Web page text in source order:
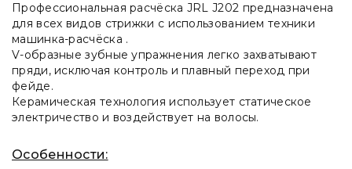
Профессиональная расчёска JRL J202 предназначена
для всех видов стрижки с использованием техники
машинка-расчёска .
V-образные зубные упражнения легко захватывают
пряди, исключая контроль и плавный переход при
фейде.
Керамическая технология использует статическое
электричество и воздействует на волосы.
Особенности: